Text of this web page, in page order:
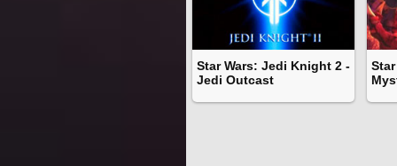
Star Wars: Jedi Knight 2 -
Jedi Outcast